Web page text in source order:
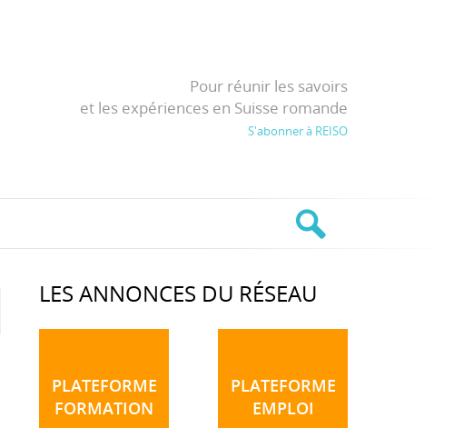
Pour réunir les savoirs
et les expériences en Suisse romande
S'abonner à REISO
LES ANNONCES DU RÉSEAU
PLATEFORME
FORMATION
PLATEFORME
EMPLOI